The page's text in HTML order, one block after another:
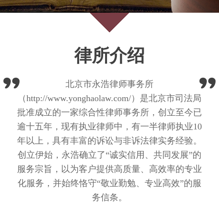
律所介绍
北京市永浩律师事务所
（http://www.yonghaolaw.com/）是北京市司法局
批准成立的一家综合性律师事务所，创立至今已
逾十五年，现有执业律师中，有一半律师执业10
年以上，具有丰富的诉讼与非诉法律实务经验。
创立伊始，永浩确立了“诚实信用、共同发展”的
服务宗旨，以为客户提供高质量、高效率的专业
化服务，并始终恪守“敬业勤勉、专业高效”的服
务信条。